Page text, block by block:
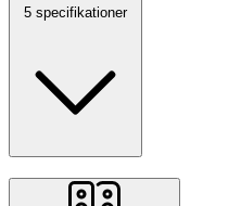
5 specifikationer